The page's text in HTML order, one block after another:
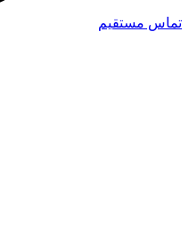
تماس مستقیم